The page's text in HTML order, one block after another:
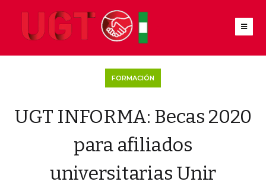
FORMACIÓN
UGT INFORMA: Becas 2020
para afiliados
universitarias Unir